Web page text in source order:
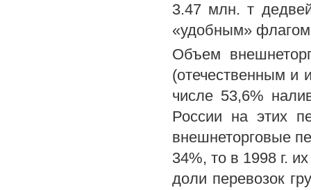
3.47 млн. т
«удобным»
Объем
(отечественным и
числе 53,6%
России на этих
внешнеторговые
34%, то в 1998 г.
доли перевозок